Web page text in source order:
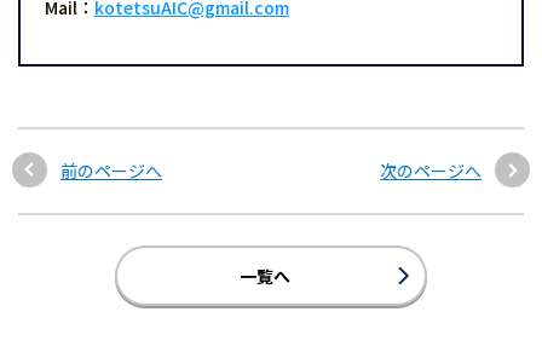
Mail： kotetsuAIC@gmail.com
前のページへ 次のページへ
一覧へ